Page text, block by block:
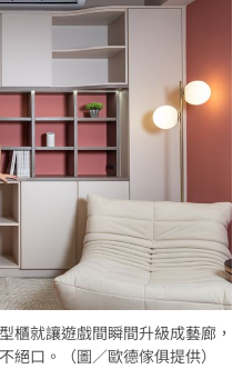
櫃就讓遊戲間瞬間升級成藝廊，
絕口。（圖／歐德傢俱提供）